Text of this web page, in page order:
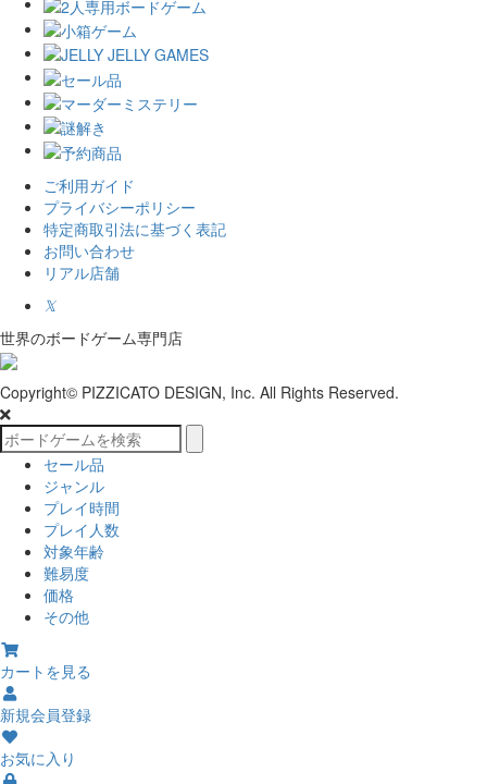
ご利用ガイド
プライバシーポリシー
特定商取引法に基づく表記
お問い合わせ
リアル店舗
𝕏
世界のボードゲーム専門店
Copyright© PIZZICATO DESIGN, Inc. All Rights Reserved.
セール品
ジャンル
プレイ時間
プレイ人数
対象年齢
難易度
価格
その他
カートを見る
新規会員登録
お気に入り